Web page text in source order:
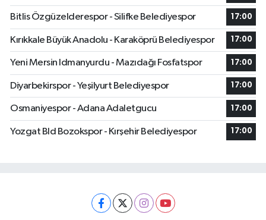
Bitlis Özgüzelderespor - Silifke Belediyespor 17:00
Kırıkkale Büyük Anadolu - Karaköprü Belediyespor 17:00
Yeni Mersin Idmanyurdu - Mazıdağı Fosfatspor 17:00
Diyarbekirspor - Yeşilyurt Belediyespor 17:00
Osmaniyespor - Adana Adaletgucu 17:00
Yozgat Bld Bozokspor - Kırşehir Belediyespor 17:00